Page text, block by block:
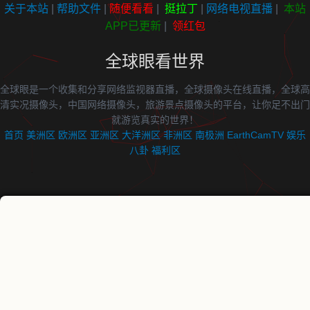
关于本站 帮助文件 |随便看看 挺拉丁 网络电视直播
本站
APP已更新| 领红包
全球眼看世界
全球眼是一个收集和分享网络监视器直播，全球摄像头在线直播，全球高
清实况摄像头，中国网络摄像头，旅游景点摄像头的平台，让你足不出门
就游览真实的世界！
首页 美洲区 欧洲区 亚洲区 大洋洲区 非洲区 南极洲 EarthCamTV 娱乐
八卦 福利区